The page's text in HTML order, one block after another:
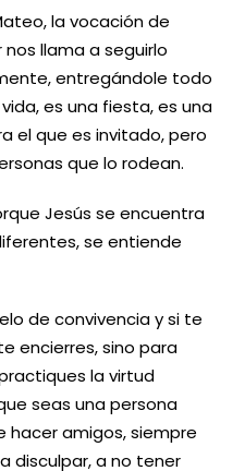
la vocación de
llama a seguirlo
entregándole todo
es una fiesta, es una
el que es invitado, pero
que lo rodean.
Jesús se encuentra
se entiende
de convivencia y si te
encierres, sino para
la virtud
seas una persona
amigos, siempre
disculpar, a no tener